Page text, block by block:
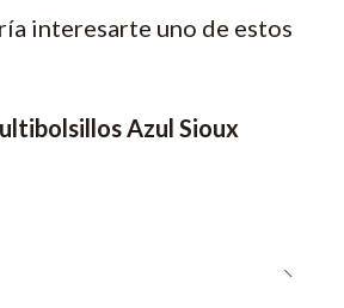
interesarte uno de estos
Azul Sioux